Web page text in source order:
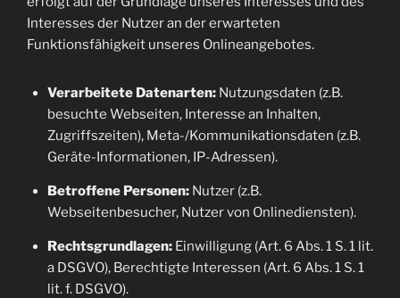
Interesses der Nutzer an der erwarteten
Funktionsfähigkeit unseres Onlineangebotes.
Verarbeitete Datenarten:Nutzungsdaten (z.B.
besuchte Webseiten, Interesse an Inhalten,
Zugriffszeiten), Meta-/Kommunikationsdaten (z.B.
Geräte-Informationen, IP-Adressen).
Betroffene Personen:Nutzer (z.B.
Webseitenbesucher, Nutzer von Onlinediensten).
Rechtsgrundlagen:Einwilligung (Art. 6 Abs. 1 S. 1 lit.
a DSGVO), Berechtigte Interessen (Art. 6 Abs. 1 S. 1
lit. f. DSGVO).